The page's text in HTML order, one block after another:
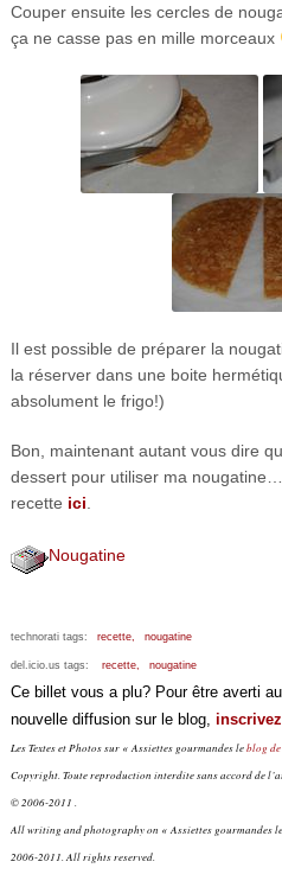
Couper ensuite les cercles de
ça ne casse pas en mille morceaux
Il est possible de préparer la
la réserver dans une boite
absolument le frigo!)
Bon, maintenant autant vous dire
dessert pour utiliser ma
recette ici
Nougatine
technorati tags: recette, nougatine
del.icio.us tags: recette, nougatine
Ce billet vous a plu? Pour être averti
nouvelle diffusion sur le blog,
Les Textes et Photos sur « Assiettes gourmandes leblog
Copyright. Toute reproduction interdite sans accord de
© 2006-2011 .
All writing and photography on « Assiettes gourmandes le
2006-2011. All rights reserved.